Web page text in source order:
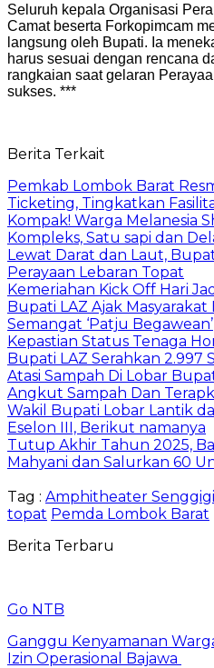
Seluruh kepala Organisasi
Camat beserta Forkopimcam
langsung oleh Bupati. Ia
harus sesuai dengan rencana
rangkaian saat gelaran
sukses. ***
Berita Terkait
Pemkab Lombok Barat
Ticketing, Tingkatkan
Kompak! Warga Melanesia
Kompleks, Satu sapi dan
Lewat Darat dan Laut,
Perayaan Lebaran Topat
Kemeriahan Kick Off Hari
Bupati LAZ Ajak
Semangat ‘Patju Begawean’
Kepastian Status Tenaga
Bupati LAZ Serahkan 2.997
Atasi Sampah Di Lobar
Angkut Sampah Dan
Wakil Bupati Lobar Lantik
Eselon III, Berikut namanya
Tutup Akhir Tahun 2025,
Mahyani dan Salurkan 60
Tag : Amphitheater Senggigi
topat Pemda Lombok Barat
Berita Terbaru
Go NTB
Ganggu Kenyamanan
Izin Operasional Bajawa